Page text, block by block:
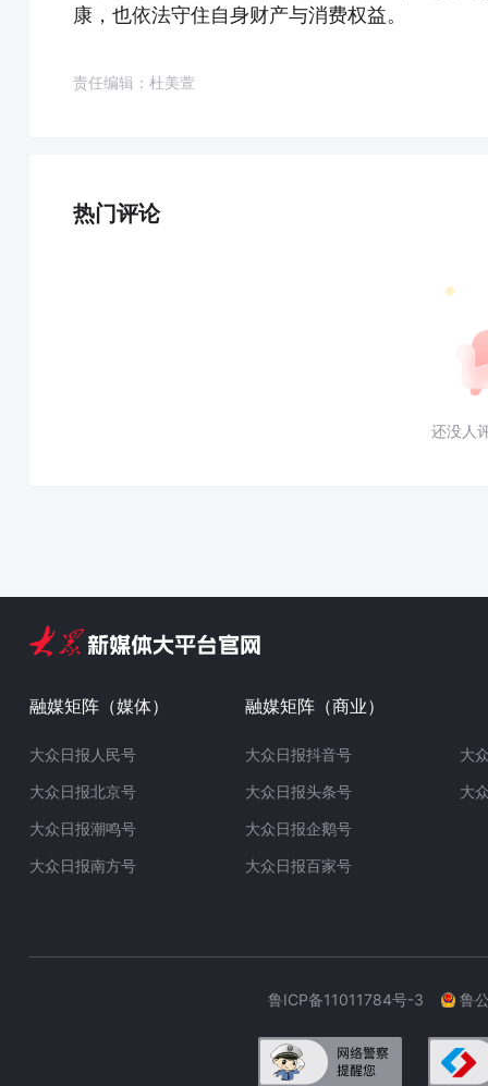
康，也依法守住自身财产与消费权益。
责任编辑：杜美萱
热门评论
还没人
融媒矩阵（媒体）
大众日报人民号
大众日报北京号
大众日报潮鸣号
大众日报南方号
融媒矩阵（商业）
大众日报抖音号
大众日报头条号
大众日报企鹅号
大众日报百家号
大
大
鲁ICP备11011784号-3 鲁